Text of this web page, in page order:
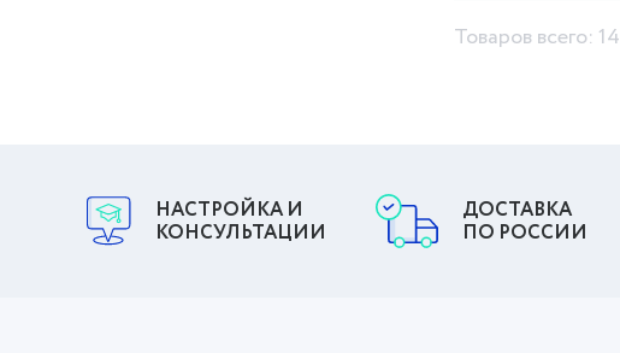
Товаров всего: 14
НАСТРОЙКА И
КОНСУЛЬТАЦИИ
ДОСТАВКА
ПО РОССИИ